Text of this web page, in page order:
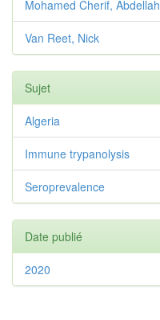
Mohamed Cherif, Abdellah
Van Reet, Nick
Sujet
Algeria
Immune trypanolysis
Seroprevalence
Date publié
2020